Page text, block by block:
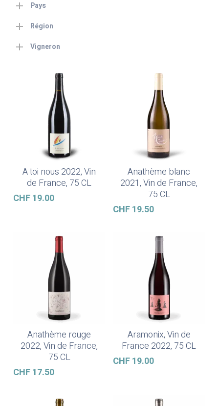
Pays
Région
Vigneron
Ajouter Au Panier
A toi nous 2022, Vin
de France, 75 CL
CHF19.00
Ajouter Au Panier
Anathème blanc
2021, Vin de France,
75 CL
CHF19.50
Ajouter Au Panier
Anathème rouge
2022, Vin de France,
75 CL
CHF17.50
Ajouter Au Panier
Aramonix, Vin de
France 2022, 75 CL
CHF19.00